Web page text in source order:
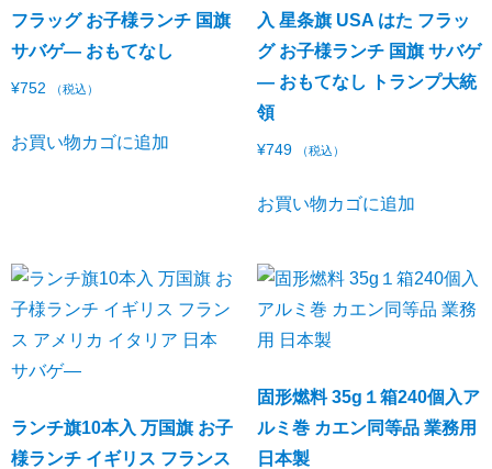
フラッグ お子様ランチ 国旗
サバゲ― おもてなし
¥752 （税込）
お買い物カゴに追加
入 星条旗 USA はた フラッ
グ お子様ランチ 国旗 サバゲ
― おもてなし トランプ大統
領
¥749 （税込）
お買い物カゴに追加
ランチ旗10本入 万国旗 お子
様ランチ イギリス フランス
固形燃料 35g１箱240個入ア
ルミ巻 カエン同等品 業務用
日本製